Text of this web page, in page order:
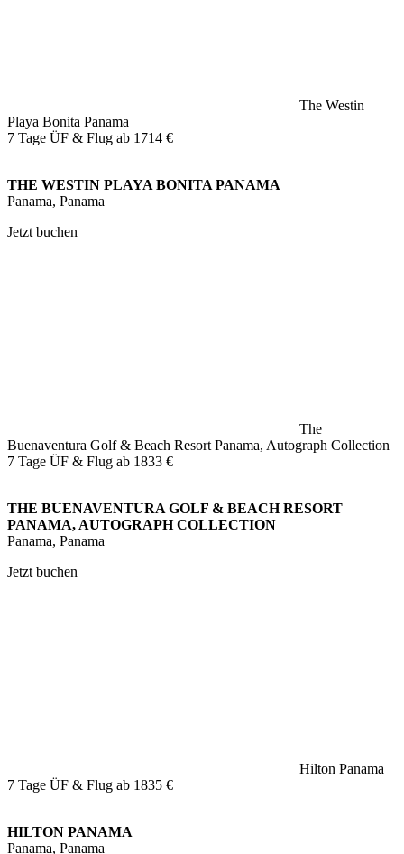
The Westin
Playa Bonita Panama
7 Tage ÜF & Flug ab 1714 €
THE WESTIN PLAYA BONITA PANAMA
Panama, Panama
Jetzt buchen
The
Buenaventura Golf & Beach Resort Panama, Autograph Collection
7 Tage ÜF & Flug ab 1833 €
THE BUENAVENTURA GOLF & BEACH RESORT
PANAMA, AUTOGRAPH COLLECTION
Panama, Panama
Jetzt buchen
Hilton Panama
7 Tage ÜF & Flug ab 1835 €
HILTON PANAMA
Panama, Panama